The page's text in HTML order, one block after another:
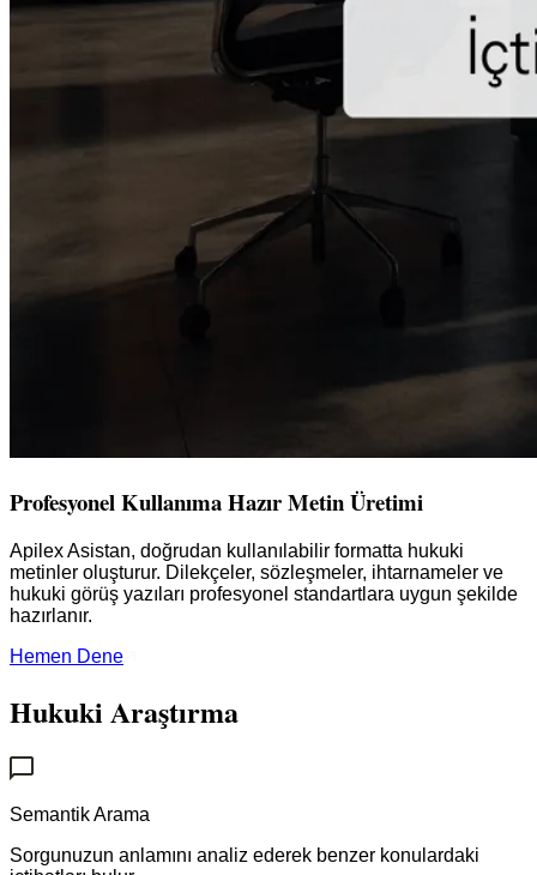
Profesyonel Kullanıma Hazır Metin Üretimi
Apilex Asistan, doğrudan kullanılabilir formatta hukuki
metinler oluşturur. Dilekçeler, sözleşmeler, ihtarnameler ve
hukuki görüş yazıları profesyonel standartlara uygun şekilde
hazırlanır.
Hemen Dene
Hukuki Araştırma
Semantik Arama
Sorgunuzun anlamını analiz ederek benzer konulardaki